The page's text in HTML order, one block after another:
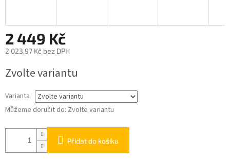
2 449 Kč
2 023,97 Kč bez DPH
cena:
Zvolte variantu
Varianta
Můžeme doručit do: Zvolte variantu
Přidat do košíku